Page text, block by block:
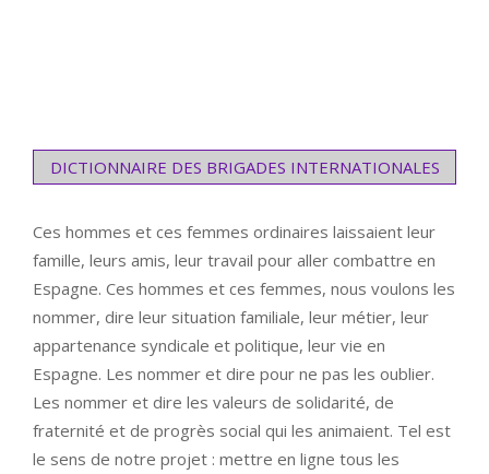
DICTIONNAIRE DES BRIGADES INTERNATIONALES
Ces hommes et ces femmes ordinaires laissaient leur
famille, leurs amis, leur travail pour aller combattre en
Espagne. Ces hommes et ces femmes, nous voulons les
nommer, dire leur situation familiale, leur métier, leur
appartenance syndicale et politique, leur vie en
Espagne. Les nommer et dire pour ne pas les oublier.
Les nommer et dire les valeurs de solidarité, de
fraternité et de progrès social qui les animaient. Tel est
le sens de notre projet : mettre en ligne tous les